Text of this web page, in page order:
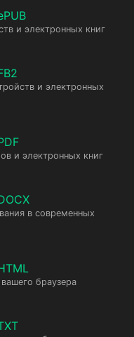
и электронных книг
и электронных
и электронных книг
в современных
браузера